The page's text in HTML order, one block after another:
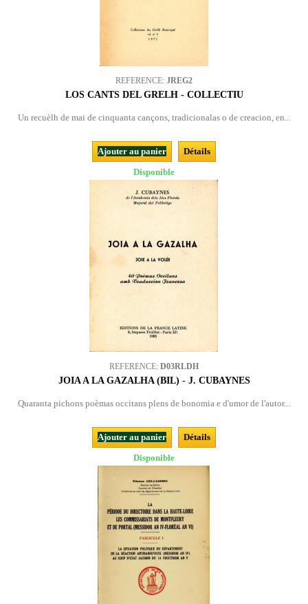
REFERENCE: JREG2
LOS CANTS DEL GRELH - COLLECTIU
Un recuèlh de mai de cinquanta cançons, tradicionalas o de creacion, en...
Ajouter au panier
Détails
Disponible
REFERENCE: D03RLDH
JOIA A LA GAZALHA (BIL) - J. CUBAYNES
Quaranta pichons poèmas occitans plens de bonomia e d'umor de l'autor...
Ajouter au panier
Détails
Disponible